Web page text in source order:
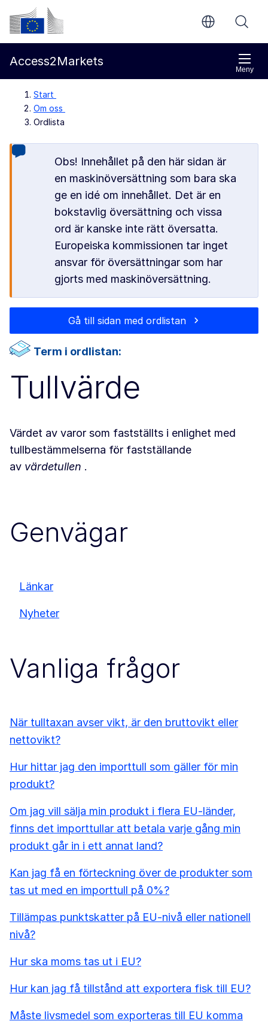
Gå direkt till innehållet
Europeiska kommissionen
Meny
Access2Markets
Start
Om oss
Ordlista
Obs! Innehållet på den här sidan är
en maskinöversättning som bara ska
ge en idé om innehållet. Det är en
bokstavlig översättning och vissa
ord är kanske inte rätt översatta.
Europeiska kommissionen tar inget
ansvar för översättningar som har
gjorts med maskinöversättning.
Gå till sidan med ordlistan
Term i ordlistan:
Tullvärde
Värdet av varor som fastställts i enlighet med
tullbestämmelserna för fastställande
av värdetullen .
Genvägar
Länkar
Nyheter
Vanliga frågor
När tulltaxan avser vikt, är den bruttovikt eller
nettovikt?
Hur hittar jag den importtull som gäller för min
produkt?
Om jag vill sälja min produkt i flera EU-länder,
finns det importtullar att betala varje gång min
produkt går in i ett annat land?
Kan jag få en förteckning över de produkter som
tas ut med en importtull på 0%?
Tillämpas punktskatter på EU-nivå eller nationell
nivå?
Hur ska moms tas ut i EU?
Hur kan jag få tillstånd att exportera fisk till EU?
Måste livsmedel som exporteras till EU komma